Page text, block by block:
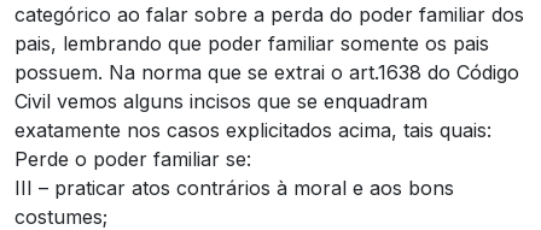
categórico ao falar sobre a perda do poder familiar dos
pais, lembrando que poder familiar somente os pais
possuem. Na norma que se extrai o art.1638 do Código
Civil vemos alguns incisos que se enquadram
exatamente nos casos explicitados acima, tais quais:
Perde o poder familiar se:
III – praticar atos contrários à moral e aos bons
costumes;